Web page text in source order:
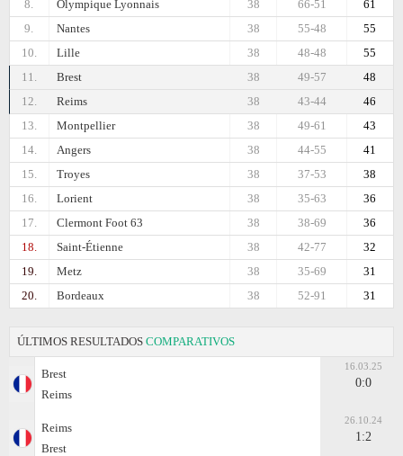
8. Olympique Lyonnais 61
66-51
38
9.
Nantes 55
55-48
38
10.
Lille 55
48-48
38
11.
Brest 48
49-57
38
12.
Reims 46
43-44
38
13.
Montpellier 43
49-61
38
14.
Angers 41
44-55
38
15.
Troyes 38
37-53
38
16.
Lorient 36
35-63
38
17.
Clermont Foot 63 36
38-69
38
18.
Saint-Étienne 32
42-77
38
19.
Metz 31
35-69
38
20.
Bordeaux 31
52-91
38
ÚLTIMOS RESULTADOS COMPARATIVOS
Brest
Reims
16.03.25
0:0
Reims
Brest
26.10.24
1:2